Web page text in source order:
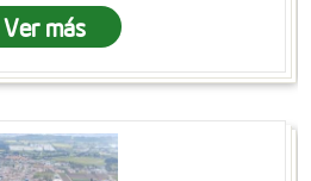
Ver más